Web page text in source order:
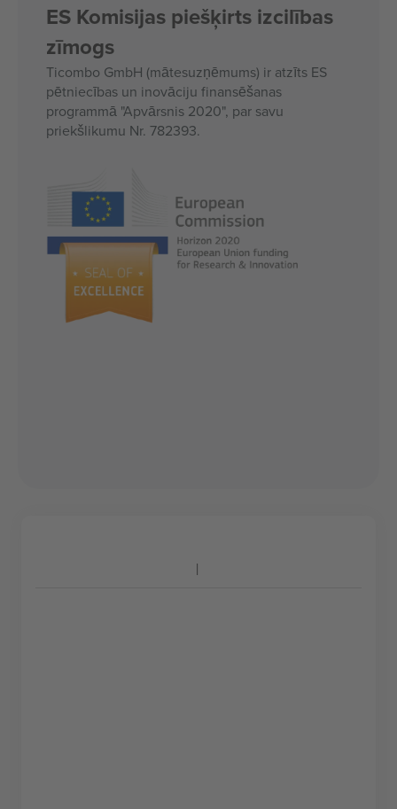
ES Komisijas piešķirts izcilības
zīmogs
Ticombo GmbH (mātesuzņēmums) ir atzīts ES
pētniecības un inovāciju finansēšanas
programmā "Apvārsnis 2020", par savu
priekšlikumu Nr. 782393.